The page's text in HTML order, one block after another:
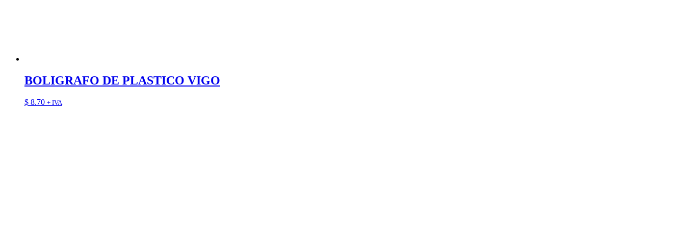
BOLIGRAFO DE PLASTICO VIGO
$ 8.70 + IVA